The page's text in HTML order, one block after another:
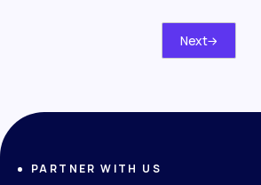
Next
PARTNER WITH US